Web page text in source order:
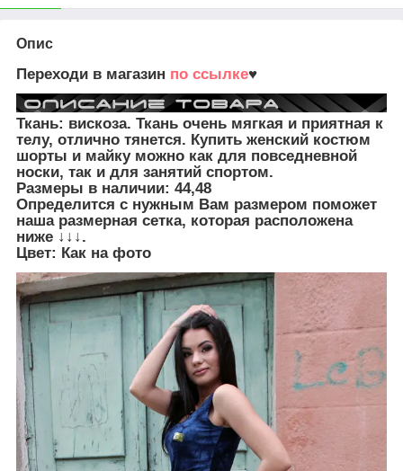
Опис
Переходи в магазин по ссылке♥
Ткань: вискоза. Ткань очень мягкая и приятная к
телу, отлично тянется. Купить женский костюм
шорты и майку можно как для повседневной
носки, так и для занятий спортом.
Размеры в наличии: 44,48
Определится с нужным Вам размером поможет
наша размерная сетка, которая расположена
ниже ↓↓↓.
Цвет: Как на фото